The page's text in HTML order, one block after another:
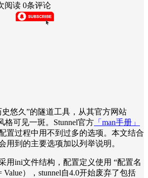
阅读 0条评论
史悠久”的隧道工具，从其官方网站
格可见一斑。Stunnel官方 「man手册」
置过程中用不到过多的选项。本文结合
用到的主要选项加以列举说明。
用ini文件结构，配置定义使用 “配置名
Value），stunnel自4.0开始废弃了包括